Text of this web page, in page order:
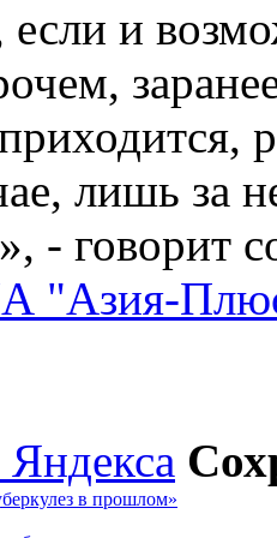
и
лишь за
- говорит
"Азия-
в прошлом»